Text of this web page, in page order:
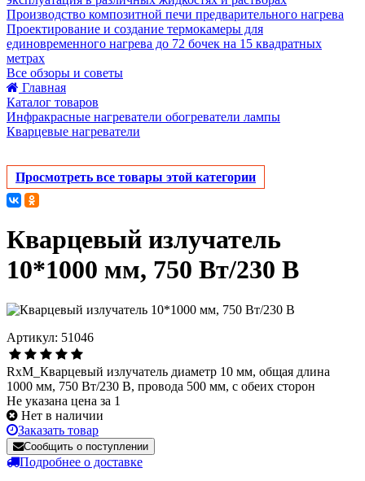
Производство композитной печи предварительного нагрева
Проектирование и создание термокамеры для
единовременного нагрева до 72 бочек на 15 квадратных
метрах
Все обзоры и советы
Главная
Каталог товаров
Инфракрасные нагреватели обогреватели лампы
Кварцевые нагреватели
Просмотреть все товары этой категории
Кварцевый излучатель
10*1000 мм, 750 Вт/230 В
Артикул: 51046
RxM_Кварцевый излучатель диаметр 10 мм, общая длина
1000 мм, 750 Вт/230 В, провода 500 мм, с обеих сторон
Не указана цена за 1
Нет в наличии
Заказать товар
Сообщить о поступлении
Подробнее о доставке